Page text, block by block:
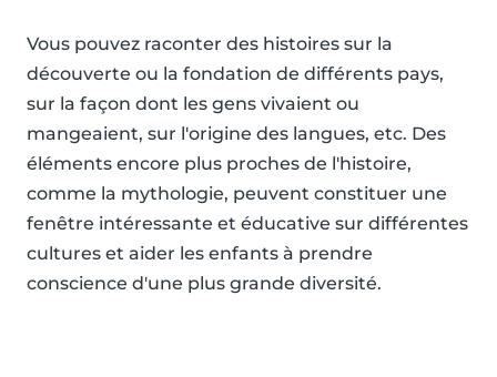
Vous pouvez raconter des histoires sur la
découverte ou la fondation de différents pays,
sur la façon dont les gens vivaient ou
mangeaient, sur l'origine des langues, etc. Des
éléments encore plus proches de l'histoire,
comme la mythologie, peuvent constituer une
fenêtre intéressante et éducative sur différentes
cultures et aider les enfants à prendre
conscience d'une plus grande diversité.